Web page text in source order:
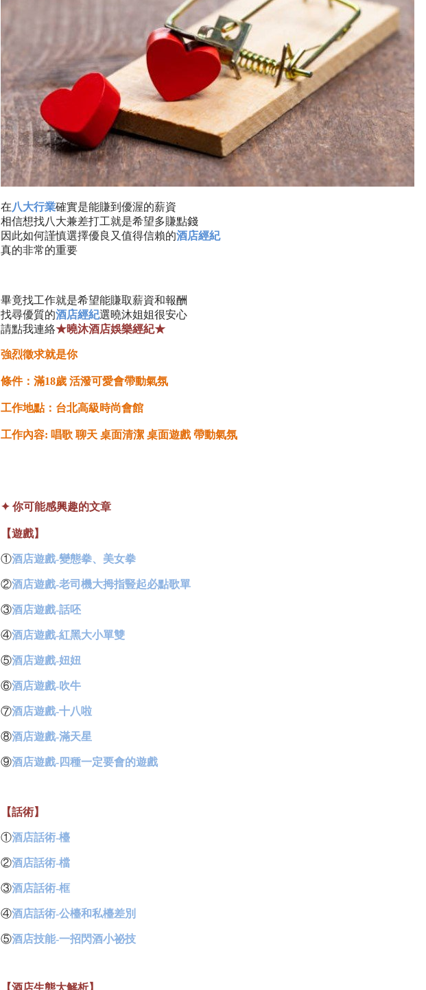
在八大行業確實是能賺到優渥的薪資
相信想找八大兼差打工就是希望多賺點錢
因此如何謹慎選擇優良又值得信賴的酒店經紀
真的非常的重要
畢竟找工作就是希望能賺取薪資和報酬
找尋優質的酒店經紀選曉沐姐姐很安心
請點我連絡★曉沐酒店娛樂經紀★
強烈徵求就是你
條件：滿18歲 活潑可愛會帶動氣氛
工作地點：台北高級時尚會館
工作內容: 唱歌 聊天 桌面清潔 桌面遊戲 帶動氣氛
✦ 你可能感興趣的文章
【遊戲】
①酒店遊戲-變態拳、美女拳
②酒店遊戲-老司機大拇指豎起必點歌單
③酒店遊戲-話呸
④酒店遊戲-紅黑大小單雙
⑤酒店遊戲-妞妞
⑥酒店遊戲-吹牛
⑦酒店遊戲-十八啦
⑧酒店遊戲-滿天星
⑨酒店遊戲-四種一定要會的遊戲
【話術】
①酒店話術-檯
②酒店話術-檔
③酒店話術-框
④酒店話術-公檯和私檯差別
⑤酒店技能-一招閃酒小祕技
【酒店生態大解析】